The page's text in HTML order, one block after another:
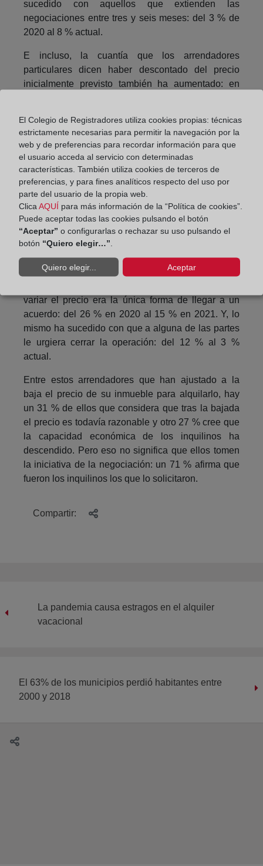
sucedido con aquellos que extienden las
negociaciones entre tres y seis meses: del 3 % de
2020 al 8 % actual.
E incluso, la cuantía que los arrendadores
particulares dicen haber descontado del precio
inicialmente previsto también ha aumentado: en
hacían en más del 10 % del precio inicial; en
febrero de 2021, son un 45 % de ellos los que se
aseguran superar ese 10 % de descuento.
Asimismo, entre los arrendadores se han producido
algunos cambios significativos vinculados a los
motivos de estas negociaciones. Por ejemplo, que
la bajada se produzca porque los inquilinos no
puedan hacer frente al alquiler se ha posicionado
como la razón principal que impulsa las
negociaciones.
variar el precio era la única forma de llegar a un
acuerdo: del 26 % en 2020 al 15 % en 2021. Y, lo
mismo ha sucedido con que a alguna de las partes
le urgiera cerrar la operación: del 12 % al 3 %
actual.
Entre estos arrendadores que han ajustado a la
baja el precio de su inmueble para alquilarlo, hay
un 31 % de ellos que considera que tras la bajada
el precio es todavía razonable y otro 27 % cree que
la capacidad económica de los inquilinos ha
descendido. Pero eso no significa que ellos tomen
la iniciativa de la negociación: un 71 % afirma que
fueron los inquilinos los que lo solicitaron.
Compartir:
La pandemia causa estragos en el alquiler
vacacional
El 63% de los municipios perdió habitantes entre
2000 y 2018
El Colegio de Registradores utiliza cookies propias: técnicas
estrictamente necesarias para permitir la navegación por la
web y de preferencias para recordar información para que
el usuario acceda al servicio con determinadas
características. También utiliza cookies de terceros de
preferencias, y para fines analíticos respecto del uso por
parte del usuario de la propia web.
Clica AQUÍ para más información de la “Política de cookies”.
Puede aceptar todas las cookies pulsando el botón
“Aceptar” o configurarlas o rechazar su uso pulsando el
botón “Quiero elegir…”
Quiero elegir... Aceptar